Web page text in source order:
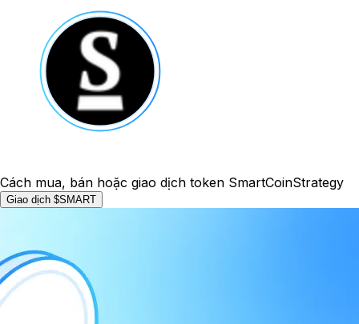
Cách mua, bán hoặc giao dịch token SmartCoinStrategy
Giao dịch $SMART